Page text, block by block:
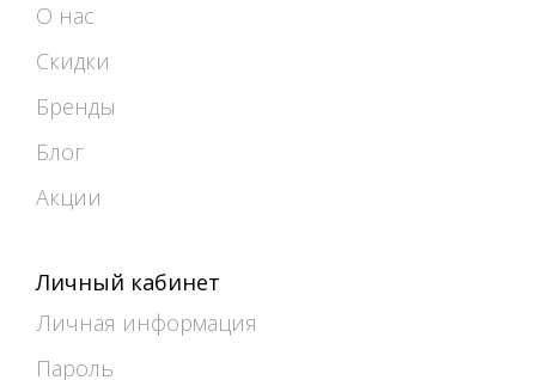
О нас
Скидки
Бренды
Блог
Акции
Личный кабинет
Личная информация
Пароль